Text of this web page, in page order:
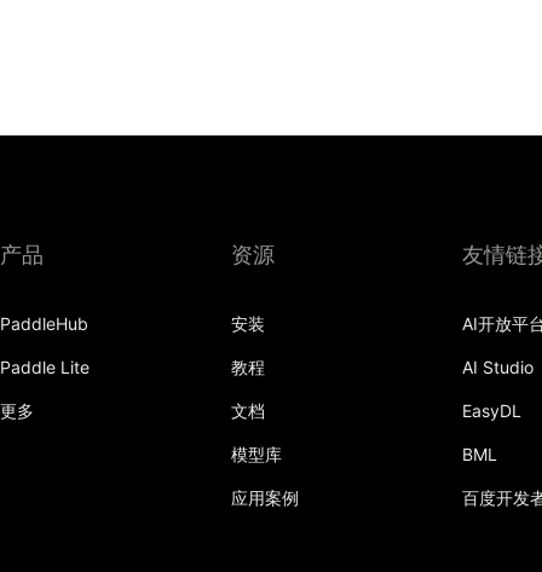
产品
PaddleHub
Paddle Lite
更多
资源
安装
教程
文档
模型库
应用案例
友情链
AI开放平
AI Studio
EasyDL
BML
百度开发